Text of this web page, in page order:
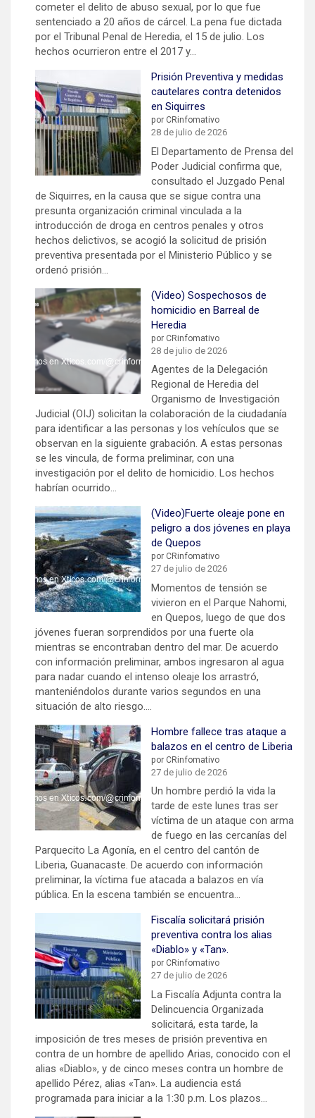
cometer el delito de abuso sexual, por lo que fue
sentenciado a 20 años de cárcel. La pena fue dictada
por el Tribunal Penal de Heredia, el 15 de julio. Los
hechos ocurrieron entre el 2017 y…
Prisión Preventiva y medidas
cautelares contra detenidos
en Siquirres
por CRinfomativo
28 de julio de 2026
El Departamento de Prensa del
Poder Judicial confirma que,
consultado el Juzgado Penal
de Siquirres, en la causa que se sigue contra una
presunta organización criminal vinculada a la
introducción de droga en centros penales y otros
hechos delictivos, se acogió la solicitud de prisión
preventiva presentada por el Ministerio Público y se
ordenó prisión…
(Video) Sospechosos de
homicidio en Barreal de
Heredia
por CRinfomativo
28 de julio de 2026
Agentes de la Delegación
Regional de Heredia del
Organismo de Investigación
Judicial (OIJ) solicitan la colaboración de la ciudadanía
para identificar a las personas y los vehículos que se
observan en la siguiente grabación. A estas personas
se les vincula, de forma preliminar, con una
investigación por el delito de homicidio. Los hechos
habrían ocurrido…
(Video)Fuerte oleaje pone en
peligro a dos jóvenes en playa
de Quepos
por CRinfomativo
27 de julio de 2026
Momentos de tensión se
vivieron en el Parque Nahomi,
en Quepos, luego de que dos
jóvenes fueran sorprendidos por una fuerte ola
mientras se encontraban dentro del mar. De acuerdo
con información preliminar, ambos ingresaron al agua
para nadar cuando el intenso oleaje los arrastró,
manteniéndolos durante varios segundos en una
situación de alto riesgo.…
Hombre fallece tras ataque a
balazos en el centro de Liberia
por CRinfomativo
27 de julio de 2026
Un hombre perdió la vida la
tarde de este lunes tras ser
víctima de un ataque con arma
de fuego en las cercanías del
Parquecito La Agonía, en el centro del cantón de
Liberia, Guanacaste. De acuerdo con información
preliminar, la víctima fue atacada a balazos en vía
pública. En la escena también se encuentra…
Fiscalía solicitará prisión
preventiva contra los alias
«Diablo» y «Tan».
por CRinfomativo
27 de julio de 2026
La Fiscalía Adjunta contra la
Delincuencia Organizada
solicitará, esta tarde, la
imposición de tres meses de prisión preventiva en
contra de un hombre de apellido Arias, conocido con el
alias «Diablo», y de cinco meses contra un hombre de
apellido Pérez, alias «Tan». La audiencia está
programada para iniciar a la 1:30 p.m. Los plazos…